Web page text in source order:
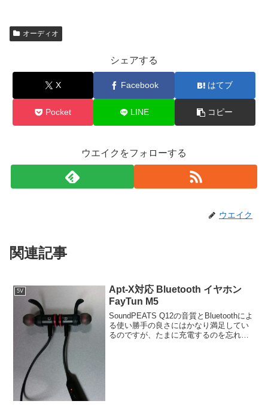
オーディオ
シェアする
X Facebook はてブ
Pocket LINE コピー
ウエイクをフォローする
ウエイク
関連記事
5V
Apt-X対応 Bluetooth イヤホン
FayTun M5
SoundPEATS Q12の音質とBluetoothによ
る使い勝手の良さにはかなり満足してい
るのですが、たまに充電するのを忘れて